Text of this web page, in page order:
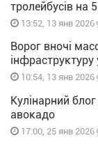
тролейбусів на
13:52, 13 янв 2026
Ворог вночі
інфраструктуру
10:54, 13 янв 2026
Кулінарний
авокадо
17:00, 25 янв 2026